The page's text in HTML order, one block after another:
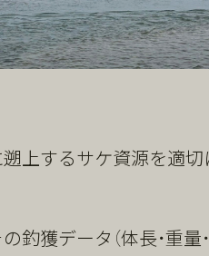
上するサケ資源を適切
獲データ（体長・重量